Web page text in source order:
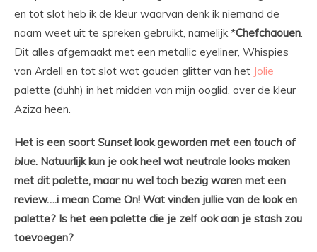
en tot slot heb ik de kleur waarvan denk ik niemand de
naam weet uit te spreken gebruikt, namelijk *Chefchaouen.
Dit alles afgemaakt met een metallic eyeliner, Whispies
van Ardell en tot slot wat gouden glitter van het Jolie
palette (duhh) in het midden van mijn ooglid, over de kleur
Aziza heen.
Het is een soort Sunsetlook geworden met een touch of
blue. Natuurlijk kun je ook heel wat neutrale looks maken
met dit palette, maar nu wel toch bezig waren met een
review….i mean Come On! Wat vinden jullie van de look en
palette? Is het een palette die je zelf ook aan je stash zou
toevoegen?